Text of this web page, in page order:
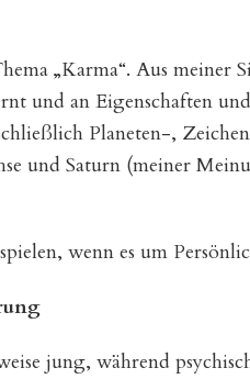
„Karma“. Aus meiner
und an Eigenschaften
Planeten-,
und Saturn (meiner
wenn es um
jung, während